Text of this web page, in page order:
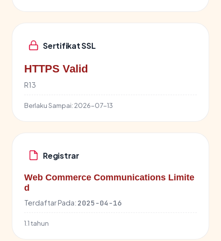
Sertifikat SSL
HTTPS Valid
R13
Berlaku Sampai: 2026-07-13
Registrar
Web Commerce Communications Limite
d
Terdaftar Pada: 2025-04-16
1.1 tahun